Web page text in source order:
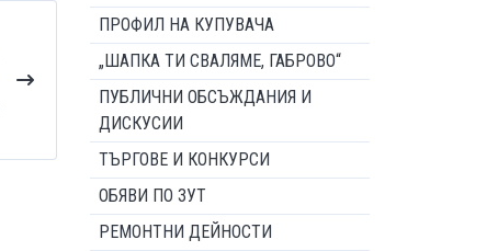
ПРОФИЛ НА КУПУВАЧА
„ШАПКА ТИ СВАЛЯМЕ, ГАБРОВО“
ПУБЛИЧНИ ОБСЪЖДАНИЯ И
ДИСКУСИИ
ТЪРГОВЕ И КОНКУРСИ
ОБЯВИ ПО ЗУТ
РЕМОНТНИ ДЕЙНОСТИ